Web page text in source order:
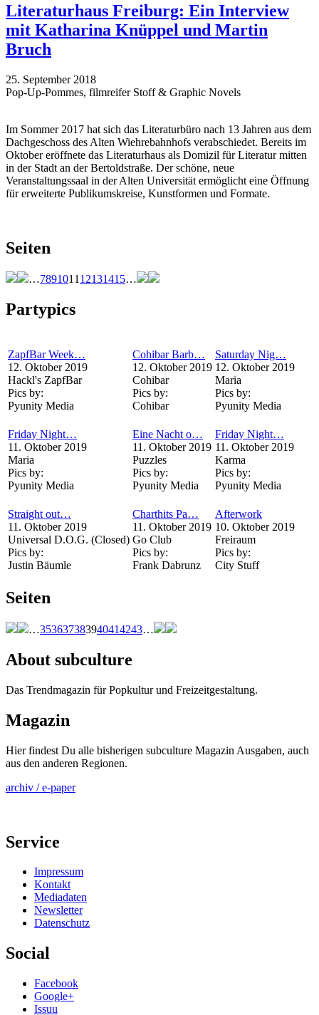
Literaturhaus Freiburg: Ein Interview
mit Katharina Knüppel und Martin
Bruch
25. September 2018
Pop-Up-Pommes, filmreifer Stoff & Graphic Novels
Im Sommer 2017 hat sich das Literaturbüro nach 13 Jahren aus dem
Dachgeschoss des Alten Wiehrebahnhofs verabschiedet. Bereits im
Oktober eröffnete das Literaturhaus als Domizil für Literatur mitten
in der Stadt an der Bertoldstraße. Der schöne, neue
Veranstaltungssaal in der Alten Universität ermöglicht eine Öffnung
für erweiterte Publikumskreise, Kunstformen und Formate.
Seiten
…789101112131415…
Partypics
ZapfBar Week…
12. Oktober 2019
Hackl's ZapfBar
Pics by:
Pyunity Media
Cohibar Barb…
12. Oktober 2019
Cohibar
Pics by:
Cohibar
Saturday Nig…
12. Oktober 2019
Maria
Pics by:
Pyunity Media
Friday Night…
11. Oktober 2019
Maria
Pics by:
Pyunity Media
Eine Nacht o…
11. Oktober 2019
Puzzles
Pics by:
Pyunity Media
Friday Night…
11. Oktober 2019
Karma
Pics by:
Pyunity Media
Straight out…
11. Oktober 2019
Universal D.O.G. (Closed)
Pics by:
Justin Bäumle
Charthits Pa…
11. Oktober 2019
Go Club
Pics by:
Frank Dabrunz
Afterwork
10. Oktober 2019
Freiraum
Pics by:
City Stuff
Seiten
…353637383940414243…
About subculture
Das Trendmagazin für Popkultur und Freizeitgestaltung.
Magazin
Hier findest Du alle bisherigen subculture Magazin Ausgaben, auch
aus den anderen Regionen.
archiv / e-paper
Service
Impressum
Kontakt
Mediadaten
Newsletter
Datenschutz
Social
Facebook
Google+
Issuu